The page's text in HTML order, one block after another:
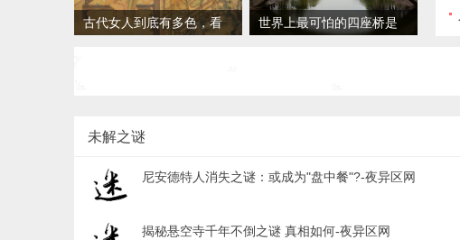
古代女人到底有多色，看
世界上最可怕的四座桥是
未解之谜
尼安德特人消失之谜：或成为"盘中餐"?-夜异区网
揭秘悬空寺千年不倒之谜 真相如何-夜异区网